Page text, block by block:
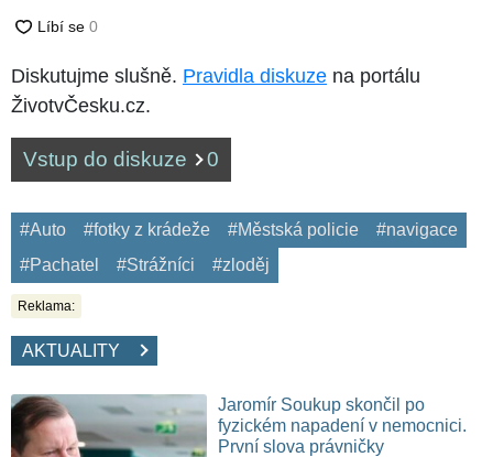
Diskutujme slušně. Pravidla diskuze na portálu
ŽivotvČesku.cz.
Vstup do diskuze 0
#Auto #fotky z krádeže #Městská policie
#navigace
#Pachatel
#Strážníci #zloděj
Reklama:
AKTUALITY
Jaromír Soukup skončil po
fyzickém napadení v nemocnici.
První slova právničky